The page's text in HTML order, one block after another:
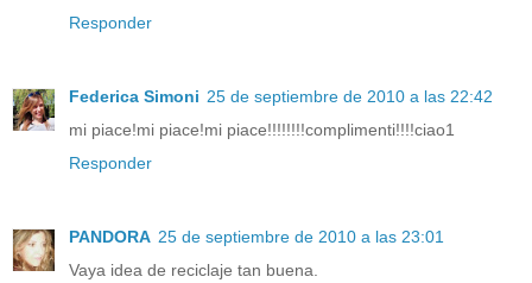
Responder
Federica Simoni 25 de septiembre de 2010 a las 22:42
mi piace!mi piace!mi piace!!!!!!!!complimenti!!!!ciao1
Responder
PANDORA 25 de septiembre de 2010 a las 23:01
Vaya idea de reciclaje tan buena.